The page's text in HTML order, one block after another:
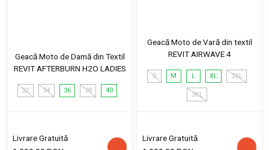
Geacă Moto de Damă din Textil
REVIT AFTERBURN H2O LADIES
32 34 36 38 40
Livrare Gratuită
Geacă Moto de Vară din textil
REVIT AIRWAVE 4
S M L XL 2XL
3XL
Livrare Gratuită